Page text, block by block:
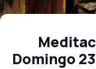
Domingo